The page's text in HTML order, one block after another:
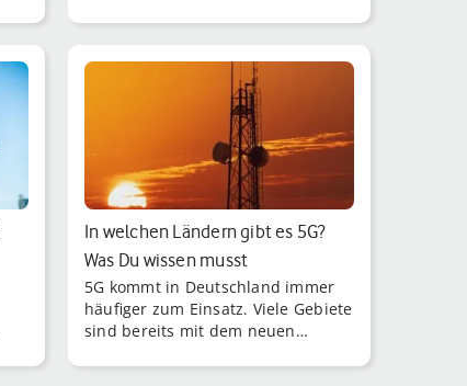
In welchen Ländern gibt es 5G?
Was Du wissen musst
5G kommt in Deutschland immer
häufiger zum Einsatz. Viele Gebiete
sind bereits mit dem neuen